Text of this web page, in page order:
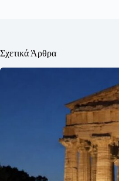
Σχετικά Άρθρα